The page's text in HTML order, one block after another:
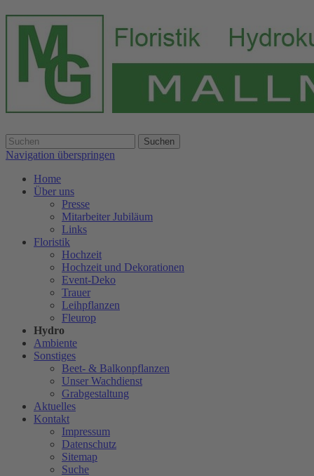
Suchen
Navigation überspringen
Home
Über uns
Presse
Mitarbeiter Jubiläum
Links
Floristik
Hochzeit
Hochzeit und Dekorationen
Event-Deko
Trauer
Leihpflanzen
Fleurop
Hydro
Ambiente
Sonstiges
Beet- & Balkonpflanzen
Unser Wachdienst
Grabgestaltung
Aktuelles
Kontakt
Impressum
Datenschutz
Sitemap
Suche